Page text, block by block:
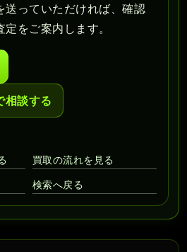
送っていただければ、確認
をご案内します。
相談する
買取の流れを見る
検索へ戻る